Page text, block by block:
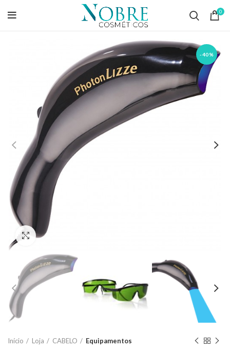
0
-40%
Click to enlarge
Início Loja CABELO Equipamentos